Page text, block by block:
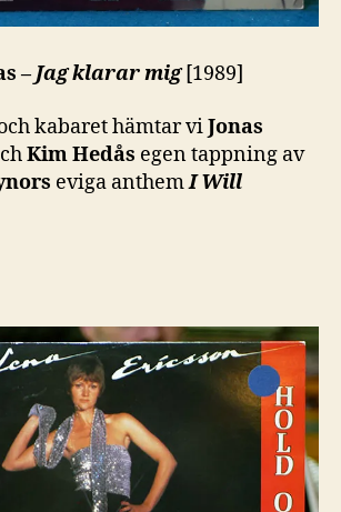
– Jag klarar mig[1989]
kabaret hämtar viJonas
Kim Hedås egen tappning av
eviga anthemI Will